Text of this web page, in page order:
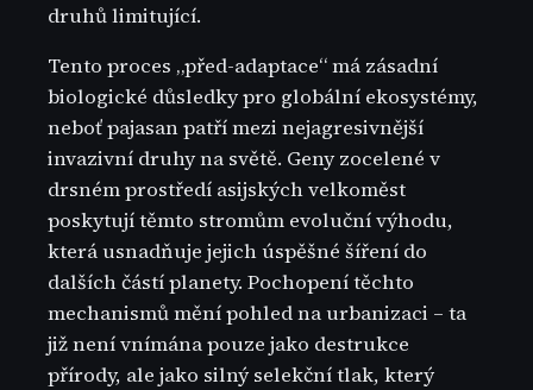
druhů limitující.
Tento proces „před-adaptace“ má zásadní
biologické důsledky pro globální ekosystémy,
neboť pajasan patří mezi nejagresivnější
invazivní druhy na světě. Geny zocelené v
drsném prostředí asijských velkoměst
poskytují těmto stromům evoluční výhodu,
která usnadňuje jejich úspěšné šíření do
dalších částí planety. Pochopení těchto
mechanismů mění pohled na urbanizaci – ta
již není vnímána pouze jako destrukce
přírody, ale jako silný selekční tlak, který